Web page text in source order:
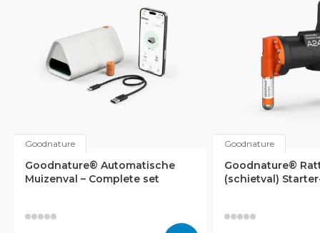
Goodnature
Goodnature® Automatische
Muizenval – Complete set
Goodnature
Goodnature®
(schietval)